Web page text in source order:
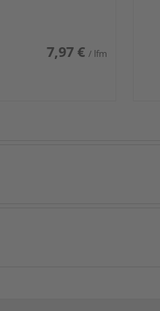
7,97 € / lfm